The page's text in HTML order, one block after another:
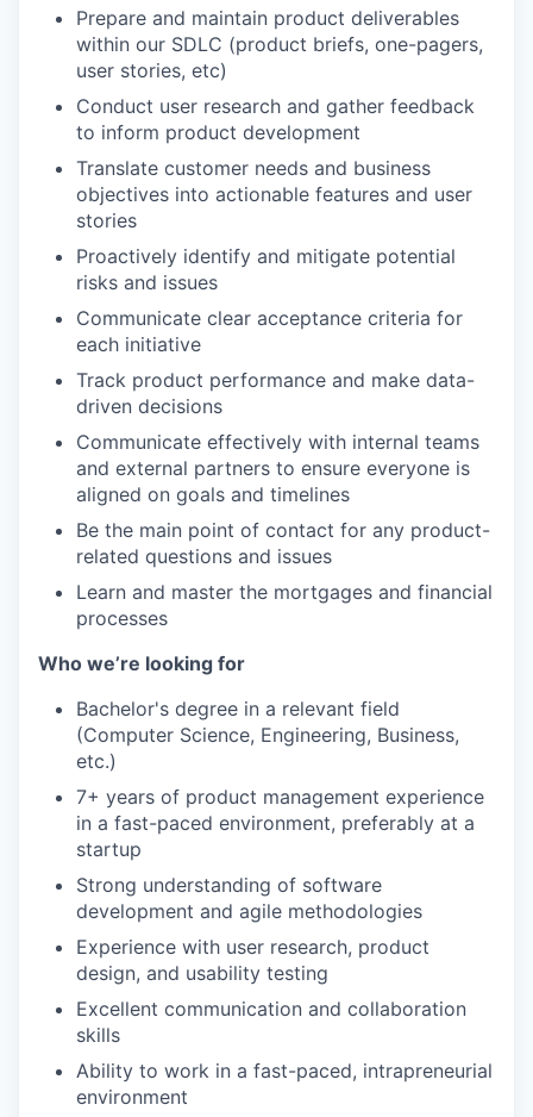
Prepare and maintain product deliverables
within our SDLC (product briefs, one-pagers,
user stories, etc)
Conduct user research and gather feedback
to inform product development
Translate customer needs and business
objectives into actionable features and user
stories
Proactively identify and mitigate potential
risks and issues
Communicate clear acceptance criteria for
each initiative
Track product performance and make data-
driven decisions
Communicate effectively with internal teams
and external partners to ensure everyone is
aligned on goals and timelines
Be the main point of contact for any product-
related questions and issues
Learn and master the mortgages and financial
processes
Who we’re looking for
Bachelor's degree in a relevant field
(Computer Science, Engineering, Business,
etc.)
7+ years of product management experience
in a fast-paced environment, preferably at a
startup
Strong understanding of software
development and agile methodologies
Experience with user research, product
design, and usability testing
Excellent communication and collaboration
skills
Ability to work in a fast-paced, intrapreneurial
environment